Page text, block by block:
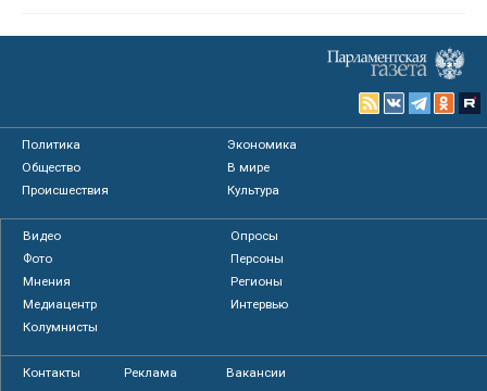
Политика
Экономика
Общество
В мире
Происшествия
Культура
Видео
Опросы
Фото
Персоны
Мнения
Регионы
Медиацентр
Интервью
Колумнисты
Контакты Реклама Вакансии